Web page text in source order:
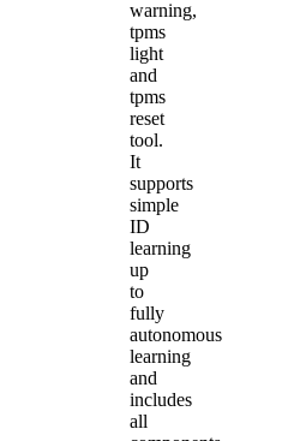
warning,
tpms
light
and
tpms
reset
tool.
It
supports
simple
ID
learning
up
to
fully
autonomous
learning
and
includes
all